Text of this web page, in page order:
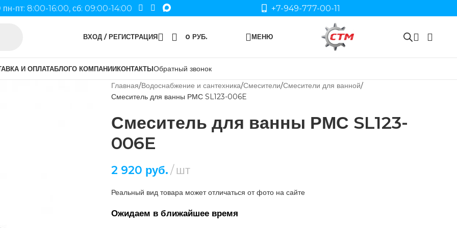
пн-пт: 8:00-16:00, сб: 09:00-14:00 +7-949-777-00-11
ВХОД / РЕГИСТРАЦИЯ 0 РУБ. МЕНЮ
И ОПЛАТАБЛОГО КОМПАНИИКОНТАКТЫОбратный звонок
Главная Водоснабжение и сантехника Смесители Смесители для ванной
Смеситель для ванны РМС SL123-006E
Смеситель для ванны РМС SL123-
006E
2 920 руб. шт
Реальный вид товара может отличаться от фото на сайте
Ожидаем в ближайшее время